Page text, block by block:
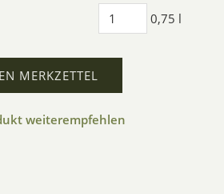
0,75 l
MERKZETTEL
weiterempfehlen